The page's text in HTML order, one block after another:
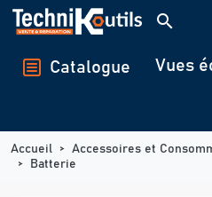
Panneau de gestion des cookies
search
Catalogue Vues
Accueil Accessoires et
Batterie